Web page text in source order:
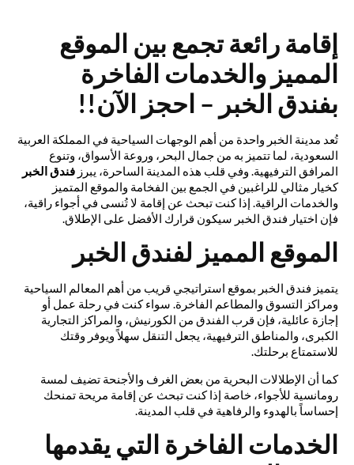
إقامة رائعة تجمع بين الموقع
المميز والخدمات الفاخرة
بفندق الخبر – احجز الآن!!
تُعد مدينة الخبر واحدة من أهم الوجهات السياحية في المملكة العربية
السعودية، لما تتميز به من جمال البحر، وروعة الأسواق، وتنوع
المرافق الترفيهية. وفي قلب هذه المدينة الساحرة، يبرز فندق الخبر
كخيار مثالي للراغبين في الجمع بين الفخامة والموقع المتميز
والخدمات الراقية. إذا كنت تبحث عن إقامة لا تُنسى في أجواء راقية،
فإن اختيار فندق الخبر سيكون قرارك الأفضل على الإطلاق.
الموقع المميز لفندق الخبر
يتميز فندق الخبر بموقع استراتيجي قريب من أهم المعالم السياحية
ومراكز التسوق والمطاعم الفاخرة. سواء كنت في رحلة عمل أو
إجازة عائلية، فإن قرب الفندق من الكورنيش، والمراكز التجارية
الكبرى، والمناطق الترفيهية، يجعل التنقل سهلاً ويوفر وقتك
للاستمتاع برحلتك.
كما أن الإطلالات البحرية من بعض الغرف والأجنحة تضيف لمسة
رومانسية للأجواء، خاصة إذا كنت تبحث عن إقامة مريحة تمنحك
إحساساً بالهدوء والرفاهية في قلب المدينة.
الخدمات الفاخرة التي يقدمها